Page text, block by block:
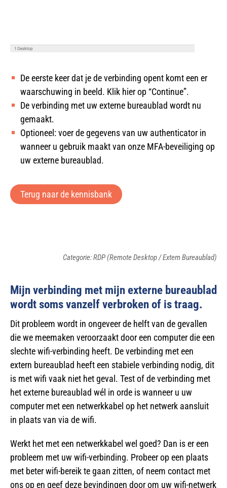
De eerste keer dat je de verbinding opent komt een er
waarschuwing in beeld. Klik hier op “Continue”.
De verbinding met uw externe bureaublad wordt nu
gemaakt.
Optioneel: voer de gegevens van uw authenticator in
wanneer u gebruik maakt van onze MFA-beveiliging op
uw externe bureaublad.
Terug naar de kennisbank
Categorie: RDP (Remote Desktop / Extern Bureaublad)
Mijn verbinding met mijn externe bureaublad
wordt soms vanzelf verbroken of is traag.
Dit probleem wordt in ongeveer de helft van de gevallen
die we meemaken veroorzaakt door een computer die een
slechte wifi-verbinding heeft. De verbinding met een
extern bureaublad heeft een stabiele verbinding nodig, dit
is met wifi vaak niet het geval. Test of de verbinding met
het externe bureaublad wél in orde is wanneer u uw
computer met een netwerkkabel op het netwerk aansluit
in plaats van via de wifi.
Werkt het met een netwerkkabel wel goed? Dan is er een
probleem met uw wifi-verbinding. Probeer op een plaats
met beter wifi-bereik te gaan zitten, of neem contact met
ons op en geef deze bevindingen door om uw wifi-netwerk